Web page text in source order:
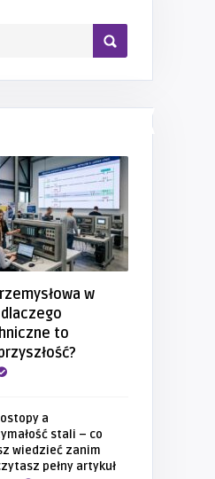
w
to
a
stali – co
wiedzieć zanim
pełny artykuł